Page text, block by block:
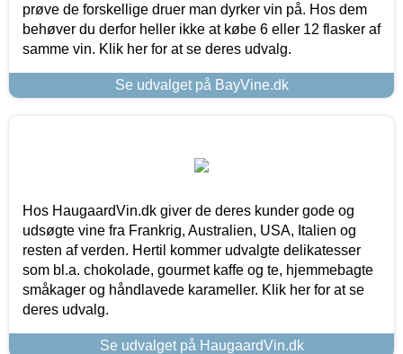
prøve de forskellige druer man dyrker vin på. Hos dem
behøver du derfor heller ikke at købe 6 eller 12 flasker af
samme vin. Klik her for at se deres udvalg.
Se udvalget på BayVine.dk
Hos HaugaardVin.dk giver de deres kunder gode og
udsøgte vine fra Frankrig, Australien, USA, Italien og
resten af verden. Hertil kommer udvalgte delikatesser
som bl.a. chokolade, gourmet kaffe og te, hjemmebagte
småkager og håndlavede karameller. Klik her for at se
deres udvalg.
Se udvalget på HaugaardVin.dk